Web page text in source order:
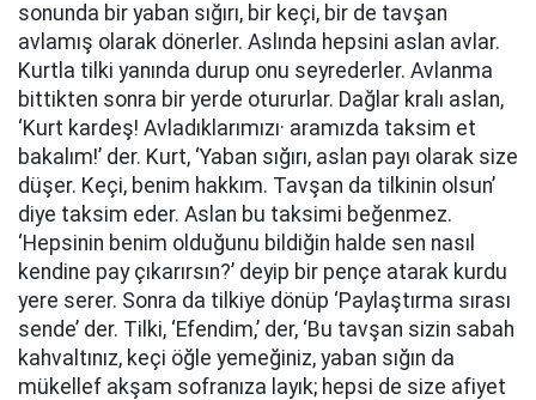
sonunda bir yaban sığırı, bir keçi, bir de tavşan
avlamış olarak dönerler. Aslında hepsini aslan avlar.
Kurtla tilki yanında durup onu seyrederler. Avlanma
bittikten sonra bir yerde otururlar. Dağlar kralı aslan,
‘Kurt kardeş! Avladıklarımızı· aramızda taksim et
bakalım!’ der. Kurt, ‘Yaban sığırı, aslan payı olarak size
düşer. Keçi, benim hakkım. Tavşan da tilkinin olsun’
diye taksim eder. Aslan bu taksimi beğenmez.
‘Hepsinin benim olduğunu bildiğin halde sen nasıl
kendine pay çıkarırsın?’ deyip bir pençe atarak kurdu
yere serer. Sonra da tilkiye dönüp ‘Paylaştırma sırası
sende’ der. Tilki, ‘Efendim,’ der, ‘Bu tavşan sizin sabah
kahvaltınız, keçi öğle yemeğiniz, yaban sığın da
mükellef akşam sofranıza layık; hepsi de size afiyet